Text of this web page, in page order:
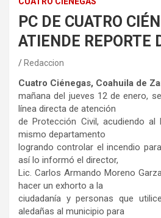
PC DE CUATRO
ATIENDE REPORTE
Redaccion
Cuatro Ciénegas, Coahuila de
mañana del jueves 12 de enero,
línea directa de atención
de Protección Civil, acudiendo al
mismo departamento
logrando controlar el incendio
así lo informó el director,
Lic. Carlos Armando Moreno
hacer un exhorto a la
ciudadanía y personas que
aledañas al municipio para